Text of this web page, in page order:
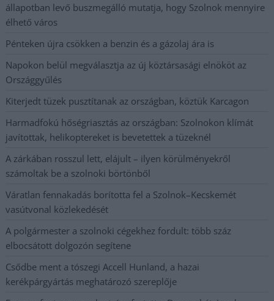
állapotban levő buszmegálló mutatja, hogy Szolnok mennyire
élhető város
Pénteken újra csökken a benzin és a gázolaj ára is
Napokon belül megválasztja az új köztársasági elnököt az
Országgyűlés
Kiterjedt tüzek pusztítanak az országban, köztük Karcagon
Harmadfokú hőségriasztás az országban: Szolnokon klímát
javítottak, helikoptereket is bevetettek a tüzeknél
A zárkában rosszul lett, elájult – ilyen körülményekről
számoltak be a szolnoki börtönből
Váratlan fennakadás borította fel a Szolnok–Kecskemét
vasútvonal közlekedését
A polgármester a szolnoki cégekhez fordult: több száz
elbocsátott dolgozón segítene
Csődbe ment a tószegi Accell Hunland, a hazai
kerékpárgyártás meghatározó szereplője